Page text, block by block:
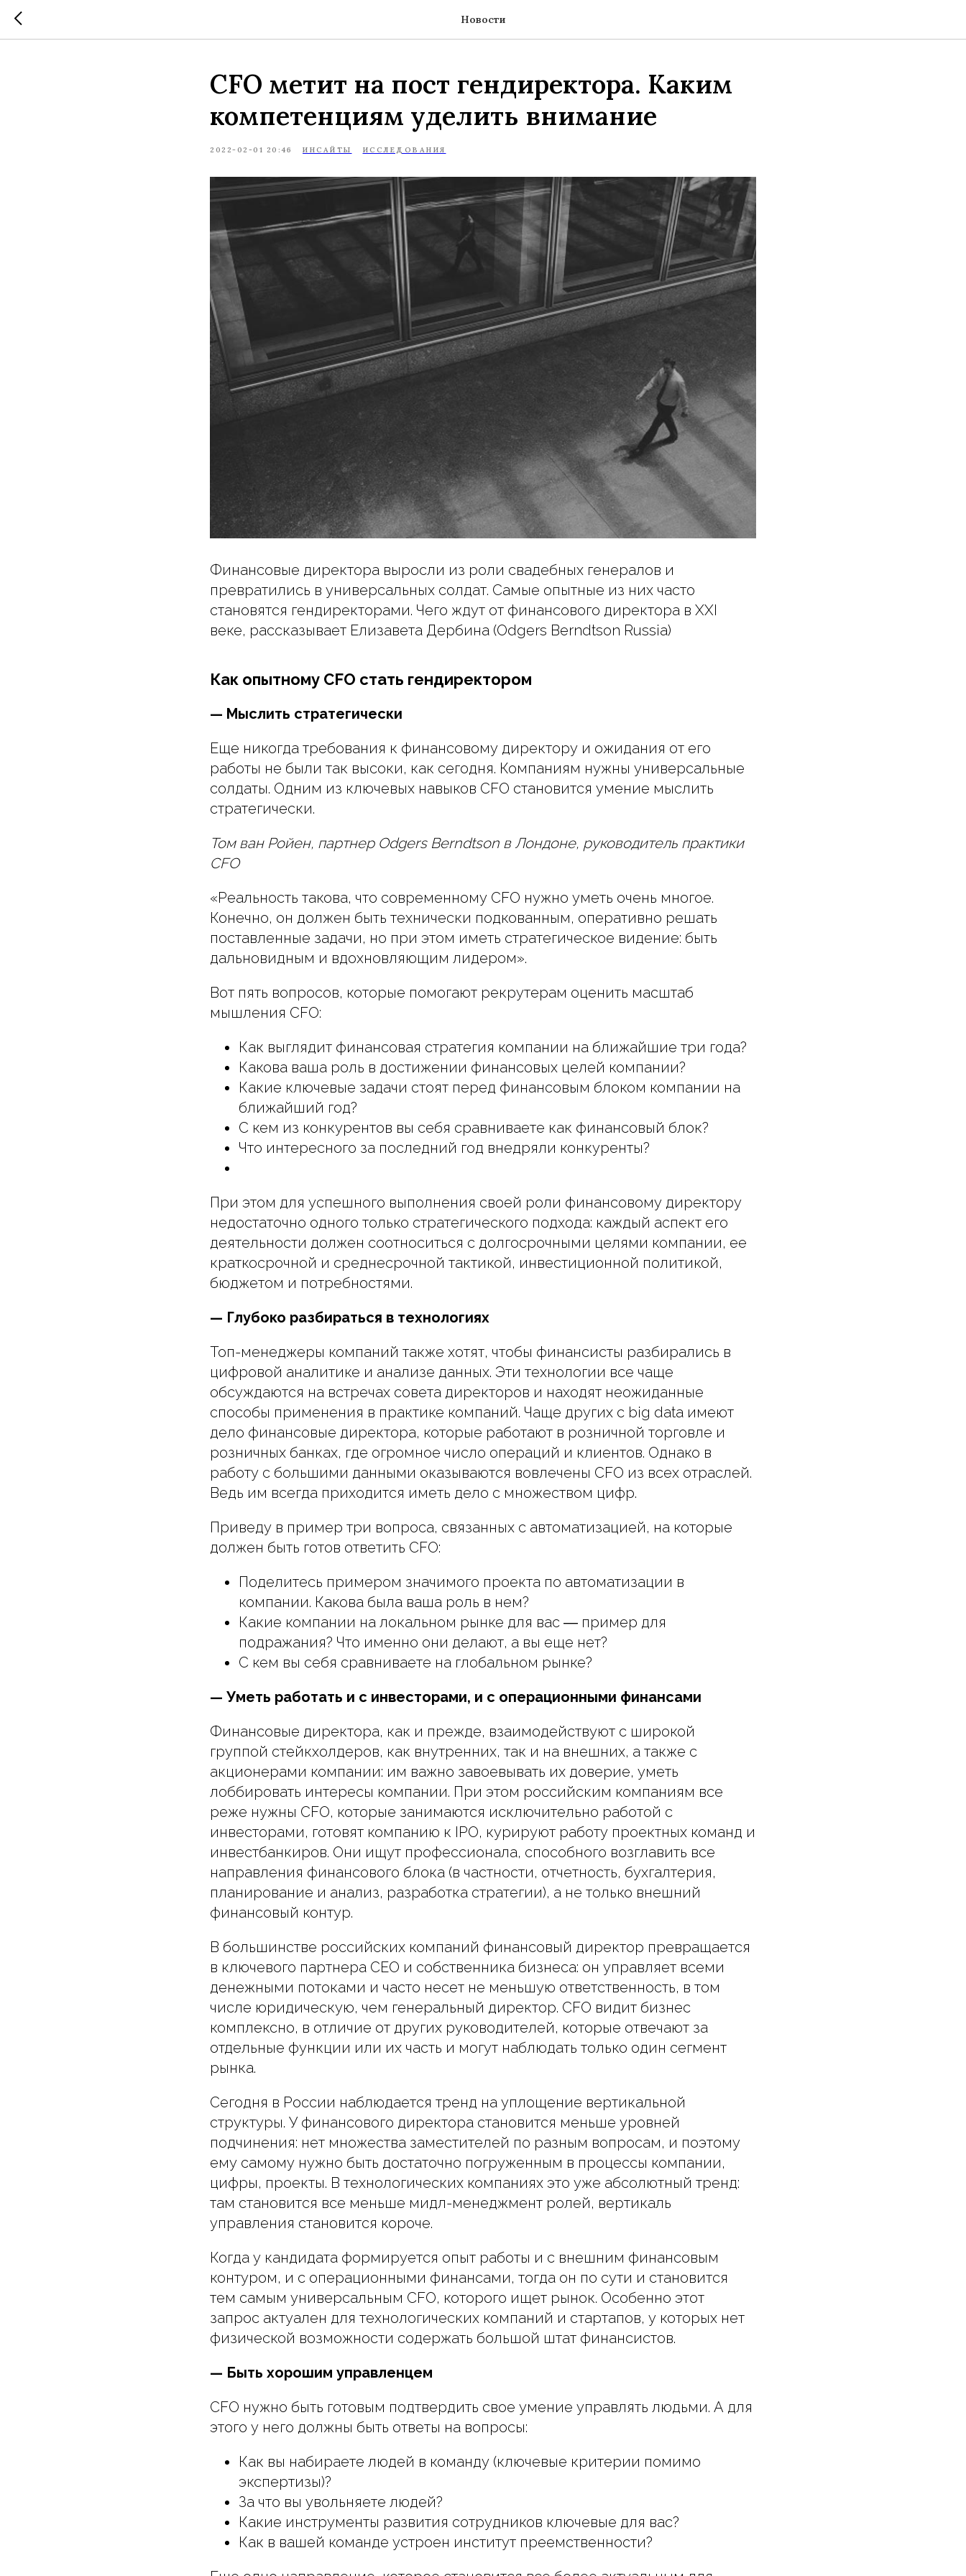
Новости
CFO метит на пост гендиректора. Каким
компетенциям уделить внимание
2022-02-01 20:46 ИНСАЙТЫ ИССЛЕДОВАНИЯ
Финансовые директора выросли из роли свадебных генералов и
превратились в универсальных солдат. Самые опытные из них часто
становятся гендиректорами. Чего ждут от финансового директора в XXI
веке, рассказывает Елизавета Дербина (Odgers Berndtson Russia)
Как опытному CFO стать гендиректором
— Мыслить стратегически
Еще никогда требования к финансовому директору и ожидания от его
работы не были так высоки, как сегодня. Компаниям нужны универсальные
солдаты. Одним из ключевых навыков CFO становится умение мыслить
стратегически.
Том ван Ройен, партнер Odgers Berndtson в Лондоне, руководитель практики
CFO
«Реальность такова, что современному CFO нужно уметь очень многое.
Конечно, он должен быть технически подкованным, оперативно решать
поставленные задачи, но при этом иметь стратегическое видение: быть
дальновидным и вдохновляющим лидером».
Вот пять вопросов, которые помогают рекрутерам оценить масштаб
мышления CFO:
Как выглядит финансовая стратегия компании на ближайшие три года?
Какова ваша роль в достижении финансовых целей компании?
Какие ключевые задачи стоят перед финансовым блоком компании на
ближайший год?
С кем из конкурентов вы себя сравниваете как финансовый блок?
Что интересного за последний год внедряли конкуренты?
При этом для успешного выполнения своей роли финансовому директору
недостаточно одного только стратегического подхода: каждый аспект его
деятельности должен соотноситься с долгосрочными целями компании, ее
краткосрочной и среднесрочной тактикой, инвестиционной политикой,
бюджетом и потребностями.
— Глубоко разбираться в технологиях
Топ-менеджеры компаний также хотят, чтобы финансисты разбирались в
цифровой аналитике и анализе данных. Эти технологии все чаще
обсуждаются на встречах совета директоров и находят неожиданные
способы применения в практике компаний. Чаще других с big data имеют
дело финансовые директора, которые работают в розничной торговле и
розничных банках, где огромное число операций и клиентов. Однако в
работу с большими данными оказываются вовлечены CFO из всех отраслей.
Ведь им всегда приходится иметь дело с множеством цифр.
Приведу в пример три вопроса, связанных с автоматизацией, на которые
должен быть готов ответить CFO:
Поделитесь примером значимого проекта по автоматизации в
компании. Какова была ваша роль в нем?
Какие компании на локальном рынке для вас ― пример для
подражания? Что именно они делают, а вы еще нет?
С кем вы себя сравниваете на глобальном рынке?
— Уметь работать и с инвесторами, и c операционными финансами
Финансовые директора, как и прежде, взаимодействуют с широкой
группой стейкхолдеров, как внутренних, так и на внешних, а также с
акционерами компании: им важно завоевывать их доверие, уметь
лоббировать интересы компании. При этом российским компаниям все
реже нужны CFO, которые занимаются исключительно работой с
инвесторами, готовят компанию к IPO, курируют работу проектных команд и
инвестбанкиров. Они ищут профессионала, способного возглавить все
направления финансового блока (в частности, отчетность, бухгалтерия,
планирование и анализ, разработка стратегии), а не только внешний
финансовый контур.
В большинстве российских компаний финансовый директор превращается
в ключевого партнера СЕО и собственника бизнеса: он управляет всеми
денежными потоками и часто несет не меньшую ответственность, в том
числе юридическую, чем генеральный директор. CFO видит бизнес
комплексно, в отличие от других руководителей, которые отвечают за
отдельные функции или их часть и могут наблюдать только один сегмент
рынка.
Сегодня в России наблюдается тренд на уплощение вертикальной
структуры. У финансового директора становится меньше уровней
подчинения: нет множества заместителей по разным вопросам, и поэтому
ему самому нужно быть достаточно погруженным в процессы компании,
цифры, проекты. В технологических компаниях это уже абсолютный тренд:
там становится все меньше мидл-менеджмент ролей, вертикаль
управления становится короче.
Когда у кандидата формируется опыт работы и с внешним финансовым
контуром, и с операционными финансами, тогда он по сути и становится
тем самым универсальным CFO, которого ищет рынок. Особенно этот
запрос актуален для технологических компаний и стартапов, у которых нет
физической возможности содержать большой штат финансистов.
— Быть хорошим управленцем
CFO нужно быть готовым подтвердить свое умение управлять людьми. А для
этого у него должны быть ответы на вопросы:
Как вы набираете людей в команду (ключевые критерии помимо
экспертизы)?
За что вы увольняете людей?
Какие инструменты развития сотрудников ключевые для вас?
Как в вашей команде устроен институт преемственности?